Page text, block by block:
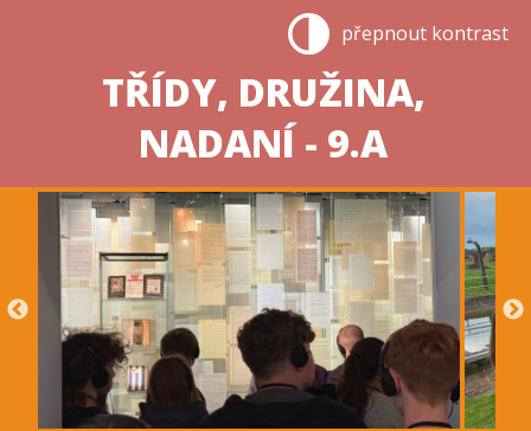
přepnout kontrast
TŘÍDY, DRUŽINA,
NADANÍ - 9.A